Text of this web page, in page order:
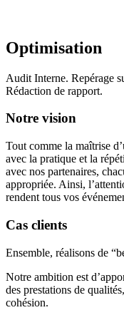
Optimisation
Audit Interne. Repérage
Rédaction de rapport.
Notre vision
Tout comme la maîtrise
avec la pratique et la
avec nos partenaires,
appropriée. Ainsi,
rendent tous vos
Cas clients
Ensemble, réalisons de
Notre ambition est
des prestations de
cohésion.